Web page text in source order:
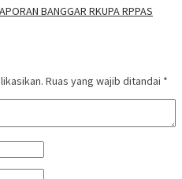
BANGGAR RKUPA RPPAS
Ruas yang wajib ditandai *